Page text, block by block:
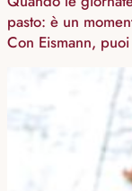
pasto: è un
Con Eismann,